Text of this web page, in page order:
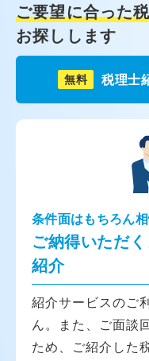
ご要望に合った
お探しします
無料 税理士
条件面はもちろん
ご納得いただ
紹介
紹介サービスのご
ん。また、ご面談
ため、ご紹介した